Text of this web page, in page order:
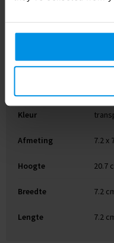
Artikelnummer
Kleur
Afmeting 7.2 x
Hoogte 20.7
Breedte 7.2
Lengte 7.2